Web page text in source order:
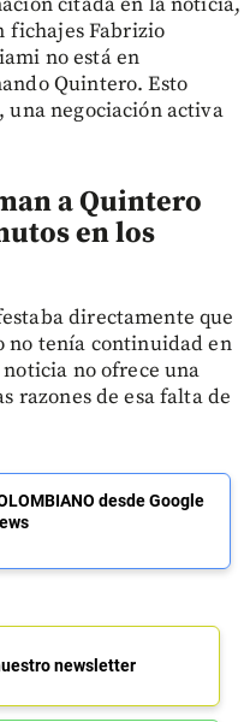
fichajes Fabrizio
no está en
Quintero. Esto
una negociación activa
a Quintero
en los
directamente que
no tenía continuidad en
no ofrece una
razones de esa falta de
desde Google
newsletter